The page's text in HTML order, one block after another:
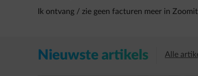
Ik ontvang / zie geen facturen meer in
Nieuwste artikels Alle